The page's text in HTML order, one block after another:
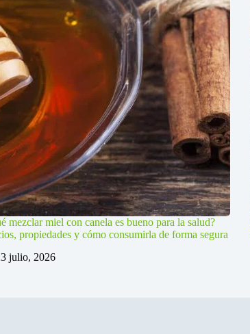
mezclar miel con canela es bueno para la salud?
propiedades y cómo consumirla de forma segura
julio, 2026